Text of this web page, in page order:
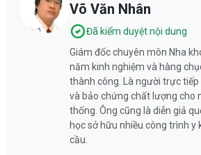
Võ Văn Nhân
Đã kiểm duyệt nội dung
Giám đốc chuyên môn Nha
năm kinh nghiệm và hàng
thành công. Là người trực
và bảo chứng chất lượng cho
thống. Ông cũng là diễn giả
học sở hữu nhiều công trình y
cầu.